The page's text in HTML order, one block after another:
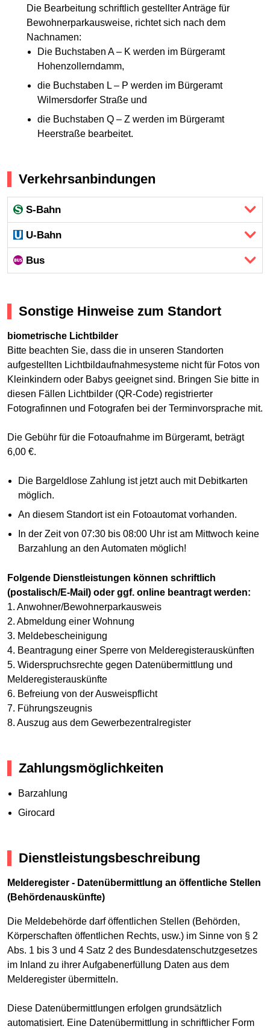
Die Bearbeitung schriftlich gestellter Anträge für
Bewohnerparkausweise, richtet sich nach dem
Nachnamen:
Die Buchstaben A – K werden im Bürgeramt
Hohenzollerndamm,
die Buchstaben L – P werden im Bürgeramt
Wilmersdorfer Straße und
die Buchstaben Q – Z werden im Bürgeramt
Heerstraße bearbeitet.
Verkehrsanbindungen
S-Bahn
U-Bahn
Bus
Sonstige Hinweise zum Standort
biometrische Lichtbilder
Bitte beachten Sie, dass die in unseren Standorten
aufgestellten Lichtbildaufnahmesysteme nicht für Fotos von
Kleinkindern oder Babys geeignet sind. Bringen Sie bitte in
diesen Fällen Lichtbilder (QR-Code) registrierter
Fotografinnen und Fotografen bei der Terminvorsprache mit.
Die Gebühr für die Fotoaufnahme im Bürgeramt, beträgt
6,00 €.
Die Bargeldlose Zahlung ist jetzt auch mit Debitkarten
möglich.
An diesem Standort ist ein Fotoautomat vorhanden.
In der Zeit von 07:30 bis 08:00 Uhr ist am Mittwoch keine
Barzahlung an den Automaten möglich!
Folgende Dienstleistungen können schriftlich
(postalisch/E-Mail) oder ggf. online beantragt werden:
1. Anwohner/Bewohnerparkausweis
2. Abmeldung einer Wohnung
3. Meldebescheinigung
4. Beantragung einer Sperre von Melderegisterauskünften
5. Widerspruchsrechte gegen Datenübermittlung und
Melderegisterauskünfte
6. Befreiung von der Ausweispflicht
7. Führungszeugnis
8. Auszug aus dem Gewerbezentralregister
Zahlungsmöglichkeiten
Barzahlung
Girocard
Dienstleistungsbeschreibung
Melderegister - Datenübermittlung an öffentliche Stellen
(Behördenauskünfte)
Die Meldebehörde darf öffentlichen Stellen (Behörden,
Körperschaften öffentlichen Rechts, usw.) im Sinne von § 2
Abs. 1 bis 3 und 4 Satz 2 des Bundesdatenschutzgesetzes
im Inland zu ihrer Aufgabenerfüllung Daten aus dem
Melderegister übermitteln.
Diese Datenübermittlungen erfolgen grundsätzlich
automatisiert. Eine Datenübermittlung in schriftlicher Form